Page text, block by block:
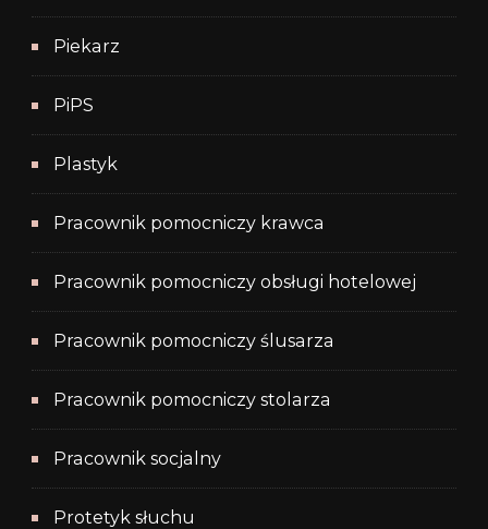
Piekarz
PiPS
Plastyk
Pracownik pomocniczy krawca
Pracownik pomocniczy obsługi hotelowej
Pracownik pomocniczy ślusarza
Pracownik pomocniczy stolarza
Pracownik socjalny
Protetyk słuchu